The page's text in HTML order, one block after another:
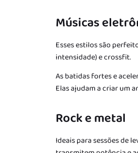
Músicas
Esses estilos são
intensidade) e crossfit.
As batidas fortes e
Elas ajudam a criar um
Rock e metal
Ideais para sessões de